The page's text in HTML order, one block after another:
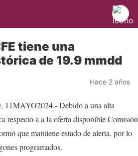
tiene una
de 19.9 mmdd
Hace 2 años